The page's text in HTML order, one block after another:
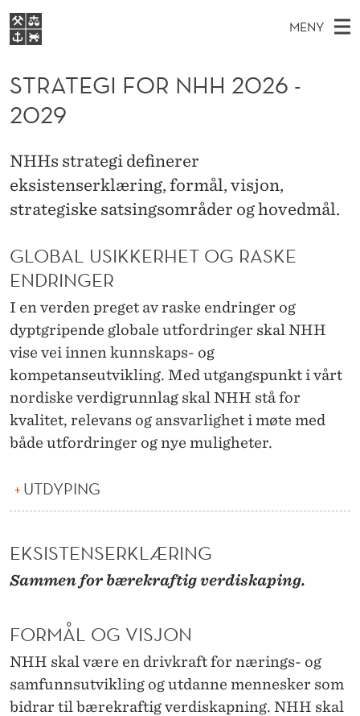
S
T
R
A
T
E
G
F
O
R
N
H
H
2
6
2
2
9
MENY
O
V
E
D
M
E
Y
VIDEREUTDANNING
BIBLIOTEKET
Ø
K
N
E
S
T
D
T
Studier
Forskning
Alumni
STRATEGI FOR NHH 2026 -
2029
NHHs strategi definerer
eksistenserklæring, formål, visjon,
strategiske satsingsområder og hovedmål.
GLOBAL USIKKERHET OG RASKE
ENDRINGER
I en verden preget av raske endringer og
dyptgripende globale utfordringer skal NHH
vise vei innen kunnskaps- og
kompetanseutvikling. Med utgangspunkt i vårt
nordiske verdigrunnlag skal NHH stå for
kvalitet, relevans og ansvarlighet i møte med
både utfordringer og nye muligheter.
UTDYPING
EKSISTENSERKLÆRING
Sammen for bærekraftig verdiskaping.
FORMÅL OG VISJON
NHH skal være en drivkraft for nærings- og
samfunnsutvikling og utdanne mennesker som
bidrar til bærekraftig verdiskapning. NHH skal